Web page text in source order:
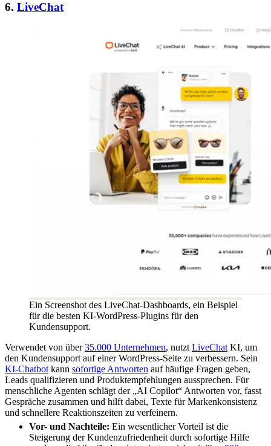
6. LiveChat
Ein Screenshot des LiveChat-Dashboards, ein Beispiel
für die besten KI-WordPress-Plugins für den
Kundensupport.
Verwendet von über35.000 Unternehmen, nutzt LiveChat KI, um
den Kundensupport auf einer WordPress-Seite zu verbessern. Sein
KI-Chatbot kann sofortige Antworten auf häufige Fragen geben,
Leads qualifizieren und Produktempfehlungen aussprechen. Für
menschliche Agenten schlägt der „AI Copilot“ Antworten vor, fasst
Gespräche zusammen und hilft dabei, Texte für Markenkonsistenz
und schnellere Reaktionszeiten zu verfeinern.
Vor- und Nachteile: Ein wesentlicher Vorteil ist die
Steigerung der Kundenzufriedenheit durch sofortige Hilfe